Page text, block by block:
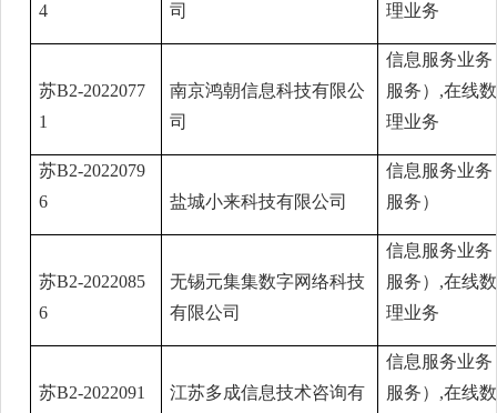
4
司
理业务
苏B2-2022077
1
南京鸿朝信息科技有限公
司
信息服务业
服务）,在线
理业务
苏B2-2022079
6
盐城小来科技有限公司
信息服务业
服务）
苏B2-2022085
6
无锡元集集数字网络科技
有限公司
信息服务业
服务）,在线
理业务
苏B2-2022091
江苏多成信息技术咨询有
信息服务业
服务）,在线